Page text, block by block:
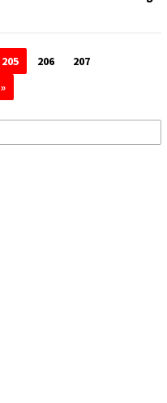
205 206 207
»